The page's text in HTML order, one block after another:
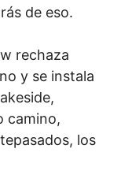
de eso.
rechaza
y se instala
camino,
los